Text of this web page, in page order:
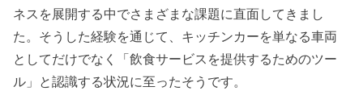
ネスを展開する中でさまざまな課題に直面してきまし
た。そうした経験を通じて、キッチンカーを単なる車両
としてだけでなく「飲食サービスを提供するためのツー
ル」と認識する状況に至ったそうです。